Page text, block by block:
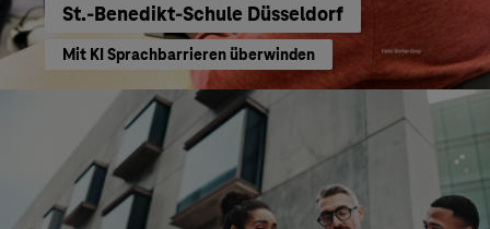
St.-Benedikt-Schule Düsseldorf
Mit KI Sprachbarrieren überwinden